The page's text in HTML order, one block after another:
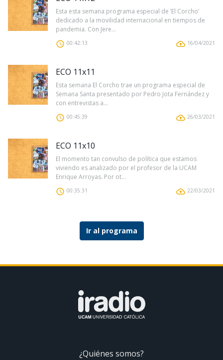
Esta esta semana programa especial de ‘El Corcho’
dedicado a la movilidad internacional en tiempos de
pandemia. Con Jere...
00:42:13 16/04/2021
ECO 11x11
Esta semana El Corcho trae un programa especial de
Semana Santa presentado por Pedro Jota Fernández y
con entrevistas a...
00:45:39 26/03/2021
ECO 11x10
El momento tan convulso de política que estamos
viviendo es analizado por el profesor de la UCAM
Enrique Arroyas. Por ot...
00:35:31 22/03/2021
Ir al programa
¿Quiénes somos?